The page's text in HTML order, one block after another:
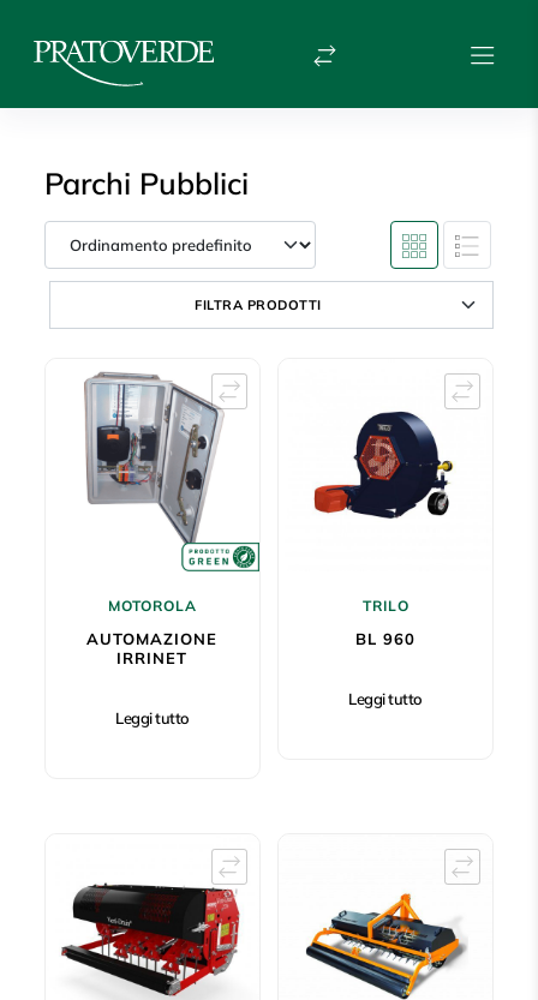
Parchi Pubblici
FILTRA PRODOTTI
MOTOROLA
AUTOMAZIONE
IRRINET
Leggi tutto
TRILO
BL 960
Leggi tutto